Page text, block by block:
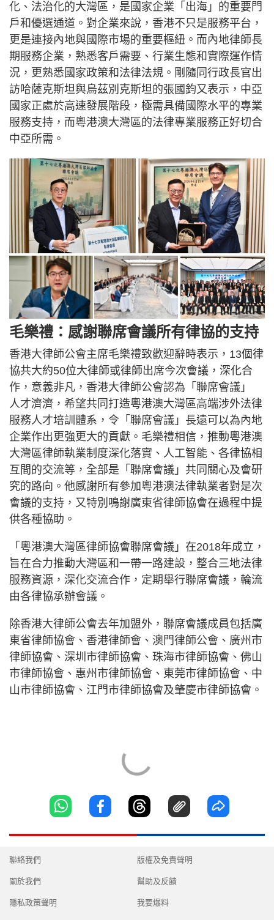
化、法治化的大灣區，是國家企業「出海」的重要門
戶和優選通道。對企業來說，香港不只是服務平台，
更是連接內地與國際市場的重要樞紐。而內地律師長
期服務企業，熟悉客戶需要、行業生態和實際運作情
況，更熟悉國家政策和法律法規。剛隨同行政長官出
訪哈薩克斯坦與烏茲別克斯坦的張國鈞又表示，中亞
國家正處於高速發展階段，極需具備國際水平的專業
服務支持，而粵港澳大灣區的法律專業服務正好切合
中亞所需。
毛樂禮：感謝聯席會議所有律協的支持
香港大律師公會主席毛樂禮致歡迎辭時表示，13個律
協共大約50位大律師或律師出席今次會議，深化合
作，意義非凡，香港大律師公會認為「聯席會議」
人才濟濟，希望共同打造粵港澳大灣區高端涉外法律
服務人才培訓體系，令「聯席會議」長遠可以為內地
企業作出更強更大的貢獻。毛樂禮相信，推動粵港澳
大灣區律師執業制度深化落實、人工智能、各律協相
互間的交流等，全部是「聯席會議」共同關心及會研
究的路向。他感謝所有參加粵港澳法律執業者對是次
會議的支持，又特別鳴謝廣東省律師協會在過程中提
供各種協助。
「粵港澳大灣區律師協會聯席會議」在2018年成立，
旨在合力推動大灣區和一帶一路建設，整合三地法律
服務資源，深化交流合作，定期舉行聯席會議，輪流
由各律協承辦會議。
除香港大律師公會去年加盟外，聯席會議成員包括廣
東省律師協會、香港律師會、澳門律師公會、廣州市
律師協會、深圳市律師協會、珠海市律師協會、佛山
市律師協會、惠州市律師協會、東莞市律師協會、中
山市律師協會、江門市律師協會及肇慶市律師協會。
聯絡我們
關於我們
隱私政策聲明
版權及免責聲明
幫助及反饋
我要爆料